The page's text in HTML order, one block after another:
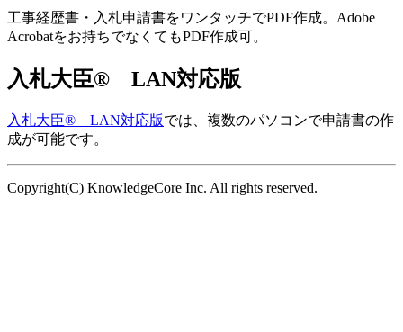
工事経歴書・入札申請書をワンタッチでPDF作成。Adobe
Acrobatをお持ちでなくてもPDF作成可。
入札大臣® LAN対応版
入札大臣® LAN対応版では、複数のパソコンで申請書の作
成が可能です。
Copyright(C) KnowledgeCore Inc. All rights reserved.